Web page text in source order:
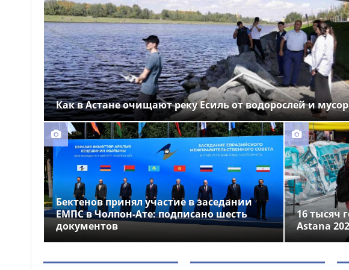
12:01
Выборы депутатов
Курултая: как узнать свой
избирательный участок
11:41
Служебная собака
помогла полицейским найти
пропавшую 18-летнюю
девушку в Караганде
Как в Астане очищают реку Есиль от водорослей и
Бектенов принял участие в заседании
ЕМПС в Чолпон-Ате: подписано шесть
документов
16 тысяч
Astana